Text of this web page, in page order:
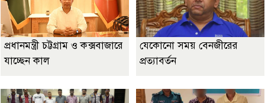
প্রধানমন্ত্রী চট্টগ্রাম ও কক্সবাজারে
যাচ্ছেন কাল
যেকোনো সময় বেনজীরের
প্রত্যাবর্তন